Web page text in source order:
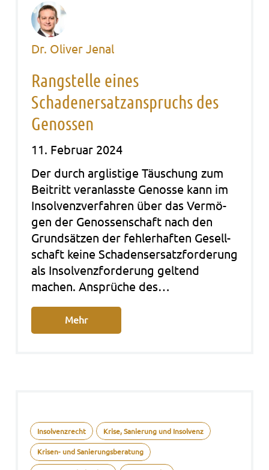
Dr. Oliver Jenal
Rangstelle eines
Schadenersatzanspruchs des
Genossen
11. Februar 2024
Der durch arg­lis­ti­ge Täu­schung zum
Bei­tritt ver­an­lass­te Genos­se kann im
Insol­venz­ver­fah­ren über das Ver­mö­
gen der Genos­sen­schaft nach den
Grund­sät­zen der feh­ler­haf­ten Gesell­
schaft keine Scha­dens­er­satz­for­de­rung
als Insol­venz­for­de­rung gel­tend
machen. Ansprü­che des…
Mehr
Insolvenzrecht Krise, Sanierung und Insolvenz
Krisen- und Sanierungsberatung